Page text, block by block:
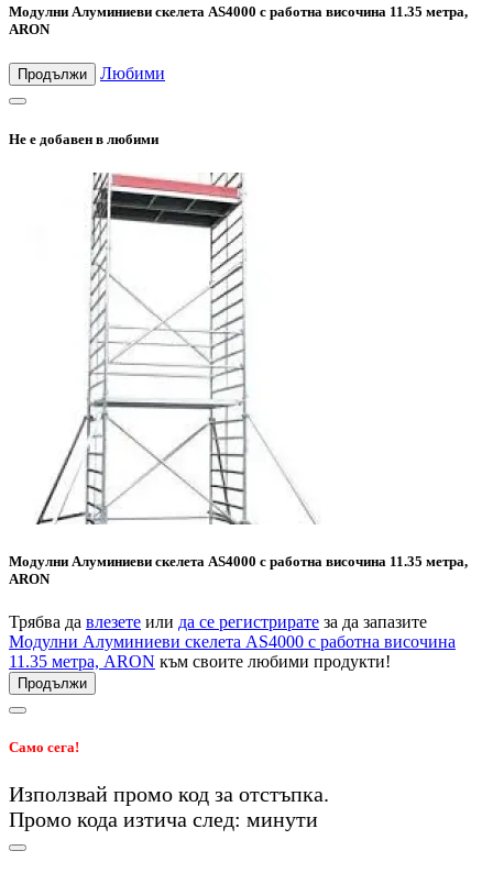
Модулни Алуминиеви скелета AS4000 с работна височина 11.35 метра,
ARON
Продължи Любими
Не е добавен в любими
Модулни Алуминиеви скелета AS4000 с работна височина 11.35 метра,
ARON
Трябва да влезете или да се регистрирате за да запазите
Модулни Алуминиеви скелета AS4000 с работна височина
11.35 метра, ARON към своите любими продукти!
Продължи
Само сега!
Използвай промо код за отстъпка.
Промо кода изтича след: минути